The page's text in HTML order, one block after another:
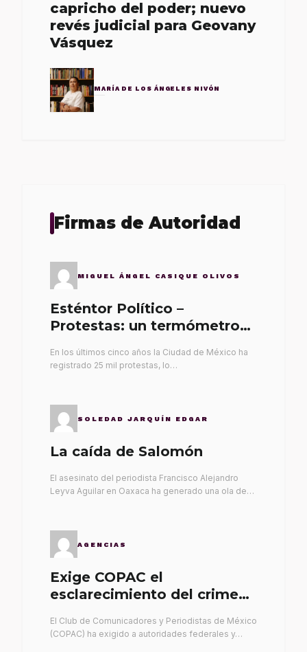
capricho del poder; nuevo
revés judicial para Geovany
Vásquez
MARÍA DE LOS ÁNGELES NIVÓN
Firmas de Autoridad
MIGUEL ÁNGEL CASIQUE OLIVOS
Esténtor Político –
Protestas: un termómetro
En los últimos cinco años la Ciudad de México ha
registrado 25 mil protestas, lo…
SOLEDAD JARQUÍN EDGAR
La caída de Salomón
El asesinato del periodista Francisco Alejandro
Leyva Aguilar en Oaxaca ha generado una ola de…
AGENCIAS
Exige COPAC el
esclarecimiento del crimen
El Club de Comunicadores y Periodistas de México
(COPAC) ha exigido a autoridades federales y…